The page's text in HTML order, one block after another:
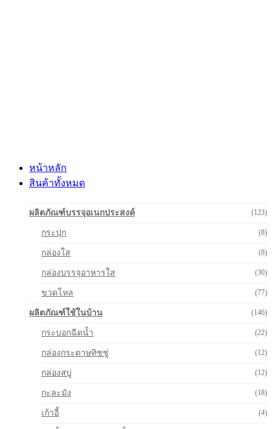
หน้าหลัก
สินค้าทั้งหมด
ผลิตภัณฑ์บรรจุอเนกประสงค์ (123)
กระปุก (8)
กล่องใส (8)
กล่องบรรจุอาหารใส (30)
ขวดโหล (77)
ผลิตภัณฑ์ใช้ในบ้าน (146)
กระบอกฉีดน้ำ (22)
กล่องกระดาษทิชชู่ (12)
กล่องสบู่ (12)
กะละมัง (18)
เก้าอี้ (4)